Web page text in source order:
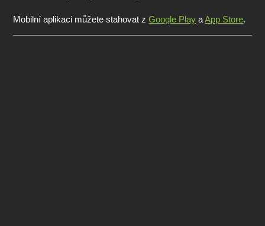
Mobilní aplikaci můžete stahovat zGoogle Play aApp Store.